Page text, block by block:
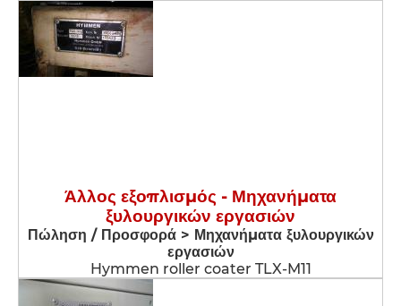
Άλλος εξοπλισμός - Μηχανήματα
ξυλουργικών εργασιών
Πώληση / Προσφορά > Μηχανήματα ξυλουργικών
εργασιών
Hymmen roller coater TLX-M11